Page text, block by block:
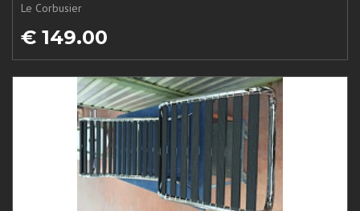
Le Corbusier
€ 149.00